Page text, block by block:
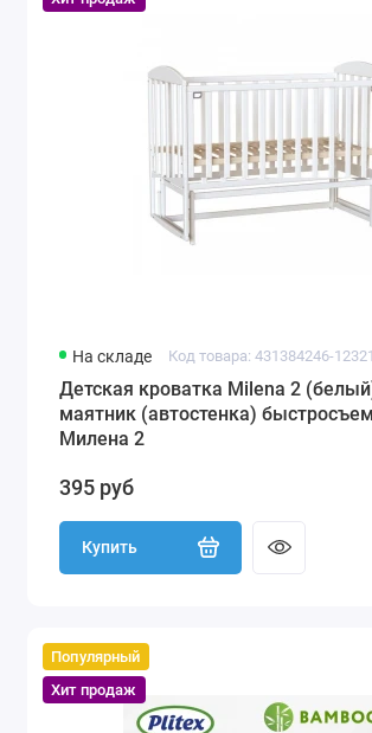
На складе Код товара: 431384246-12321
Детская кроватка Milena 2
маятник (автостенка)
Милена 2
395 руб
Купить
Популярный
Хит продаж